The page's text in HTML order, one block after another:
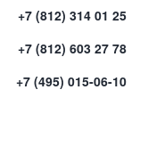
+7 (812) 314 01 25
+7 (812) 603 27 78
+7 (495) 015-06-10